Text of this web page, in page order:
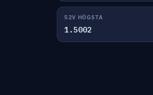
52V HÖGSTA
1.5002